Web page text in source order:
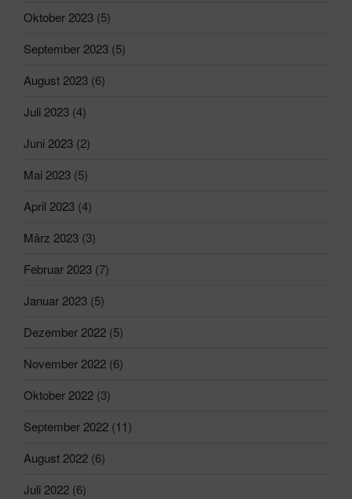
Oktober 2023 (5)
September 2023 (5)
August 2023 (6)
Juli 2023 (4)
Juni 2023 (2)
Mai 2023 (5)
April 2023 (4)
März 2023 (3)
Februar 2023 (7)
Januar 2023 (5)
Dezember 2022 (5)
November 2022 (6)
Oktober 2022 (3)
September 2022 (11)
August 2022 (6)
Juli 2022 (6)